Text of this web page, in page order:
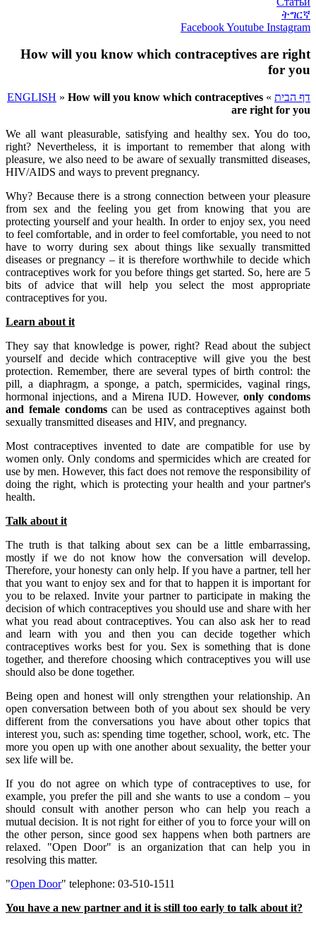
ትግርኛ
FacebookYoutube Instagram
How will you know which contraceptives are right
for you
דף הבית »
ENGLISH » How will you know which contraceptives
are right for you
We all want pleasurable, satisfying and healthy sex. You do too,
right? Nevertheless, it is important to remember that along with
pleasure, we also need to be aware of sexually transmitted diseases,
HIV/AIDS and ways to prevent pregnancy.
Why? Because there is a strong connection between your pleasure
from sex and the feeling you get from knowing that you are
protecting yourself and your health. In order to enjoy sex, you need
to feel comfortable, and in order to feel comfortable, you need to not
have to worry during sex about things like sexually transmitted
diseases or pregnancy – it is therefore worthwhile to decide which
contraceptives work for you before things get started. So, here are 5
bits of advice that will help you select the most appropriate
contraceptives for you.
Learn about it
They say that knowledge is power, right? Read about the subject
yourself and decide which contraceptive will give you the best
protection. Remember, there are several types of birth control: the
pill, a diaphragm, a sponge, a patch, spermicides, vaginal rings,
hormonal injections, and a Mirena IUD. However, only condoms
and female condomscan be used as contraceptives against both
sexually transmitted diseases and HIV, and pregnancy.
Most contraceptives invented to date are compatible for use by
women only. Only condoms and spermicides which are created for
use by men. However, this fact does not remove the responsibility of
doing the right, which is protecting your health and your partner's
health.
Talk about it
The truth is that talking about sex can be a little embarrassing,
mostly if we do not know how the conversation will develop.
Therefore, your honesty can only help. If you have a partner, tell her
that you want to enjoy sex and for that to happen it is important for
you to be relaxed. Invite your partner to participate in making the
decision of which contraceptives you should use and share with her
what you read about contraceptives. You can also ask her to read
and learn with you and then you can decide together which
contraceptives works best for you. Sex is something that is done
together, and therefore choosing which contraceptives you will use
should also be done together.
Being open and honest will only strengthen your relationship. An
open conversation between both of you about sex should be very
different from the conversations you have about other topics that
interest you, such as: spending time together, school, work, etc. The
more you open up with one another about sexuality, the better your
sex life will be.
If you do not agree on which type of contraceptives to use, for
example, you prefer the pill and she wants to use a condom – you
should consult with another person who can help you reach a
mutual decision. It is not right for either of you to force your will on
the other person, since good sex happens when both partners are
relaxed. "Open Door" is an organization that can help you in
resolving this matter.
"Open Door" telephone: 03-510-1511
You have a new partner and it is still too early to talk about it?